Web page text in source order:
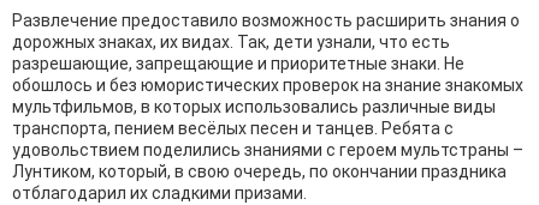
Развлечение предоставило возможность расширить знания о
дорожных знаках, их видах. Так, дети узнали, что есть
разрешающие, запрещающие и приоритетные знаки. Не
обошлось и без юмористических проверок на знание знакомых
мультфильмов, в которых использовались различные виды
транспорта, пением весёлых песен и танцев. Ребята с
удовольствием поделились знаниями с героем мультстраны –
Лунтиком, который, в свою очередь, по окончании праздника
отблагодарил их сладкими призами.